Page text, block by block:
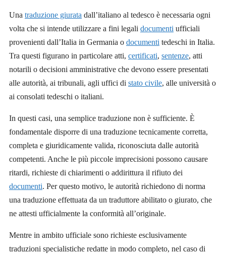
Una traduzione giurata dall’italiano al tedesco è necessaria ogni
volta che si intende utilizzare a fini legali documenti ufficiali
provenienti dall’Italia in Germania o documenti tedeschi in Italia.
Tra questi figurano in particolare atti, certificati, sentenze, atti
notarili o decisioni amministrative che devono essere presentati
alle autorità, ai tribunali, agli uffici di stato civile, alle università o
ai consolati tedeschi o italiani.
In questi casi, una semplice traduzione non è sufficiente. È
fondamentale disporre di una traduzione tecnicamente corretta,
completa e giuridicamente valida, riconosciuta dalle autorità
competenti. Anche le più piccole imprecisioni possono causare
ritardi, richieste di chiarimenti o addirittura il rifiuto dei
documenti. Per questo motivo, le autorità richiedono di norma
una traduzione effettuata da un traduttore abilitato o giurato, che
ne attesti ufficialmente la conformità all’originale.
Mentre in ambito ufficiale sono richieste esclusivamente
traduzioni specialistiche redatte in modo completo, nel caso di